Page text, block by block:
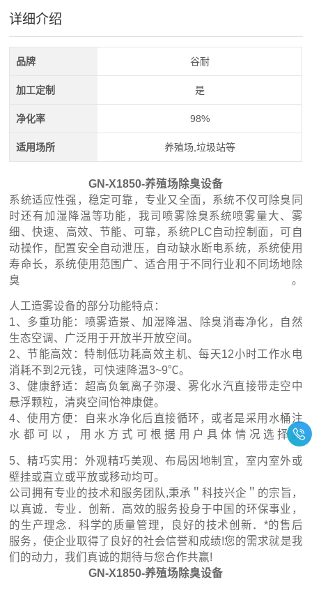
详细介绍
品牌 谷耐
加工定制 是
净化率 98%
适用场所 养殖场,垃圾站等
GN-X1850-养殖场除臭设备
系统适应性强，稳定可靠，专业又全面，系统不仅可除臭同
时还有加湿降温等功能，我司喷雾除臭系统喷雾量大、雾
细、快速、高效、节能、可靠，系统PLC自动控制面，可自
动操作，配置安全自动泄压，自动缺水断电系统，系统使用
寿命长，系统使用范围广、适合用于不同行业和不同场地除
臭。
人工造雾设备的部分功能特点：
1、多重功能：喷雾造景、加湿降温、除臭消毒净化，自然
生态空调、广泛用于开放半开放空间。
2、节能高效：特制低功耗高效主机、每天12小时工作水电
消耗不到2元钱，可快速降温3~9℃。
3、健康舒适：超高负氧离子弥漫、雾化水汽直接带走空中
悬浮颗粒，清爽空间怡神康健。
4、使用方便：自来水净化后直接循环，或者是采用水桶注
水都可以，用水方式可根据用户具体情况选择。
5、精巧实用：外观精巧美观、布局因地制宜，室内室外或
壁挂或直立或平放或移动均可。
公司拥有专业的技术和服务团队,秉承＂科技兴企＂的宗旨，
以真诚．专业．创新．高效的服务投身于中国的环保事业，
的生产理念．科学的质量管理，良好的技术创新．*的售后
服务，使企业取得了良好的社会信誉和成绩!您的需求就是我
们的动力，我们真诚的期待与您合作共赢!
GN-X1850-养殖场除臭设备